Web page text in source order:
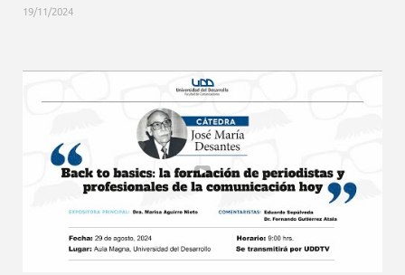
19/11/2024